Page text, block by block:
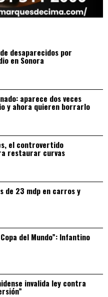
desaparecidos por
en Sonora
aparece dos veces
y ahora quieren borrarlo
el controvertido
restaurar curvas
de 23 mdp en carros y
del Mundo”: Infantino
invalida ley contra